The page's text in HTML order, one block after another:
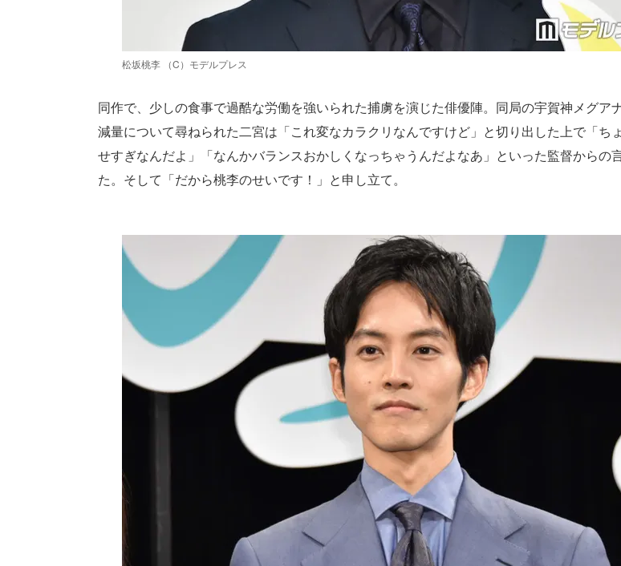
松坂桃李 （C）モデルプレス
同作で、少しの食事で過酷な労働を強いられた捕虜を演じた俳優陣。同局の宇賀神メグア
減量について尋ねられた二宮は「これ変なカラクリなんですけど」と切り出した上で「ち
せすぎなんだよ」「なんかバランスおかしくなっちゃうんだよなあ」といった監督からの
た。そして「だから桃李のせいです！」と申し立て。